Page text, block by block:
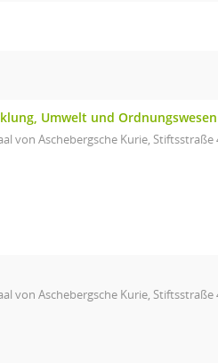
Umwelt und Ordnungswesen
von Aschebergsche Kurie,
von Aschebergsche Kurie,